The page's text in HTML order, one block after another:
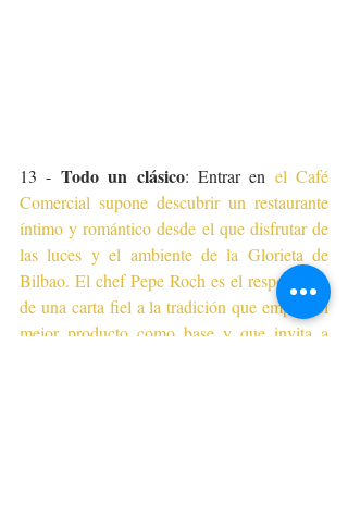
13 - Todo un clásico: Entrar en el Café
Comercial supone descubrir un restaurante
íntimo y romántico desde el que disfrutar de
las luces y el ambiente de la Glorieta de
Bilbao. El chef Pepe Roch es el responsable
de una carta fiel a la tradición que emplea el
mejor producto como base y que invita a